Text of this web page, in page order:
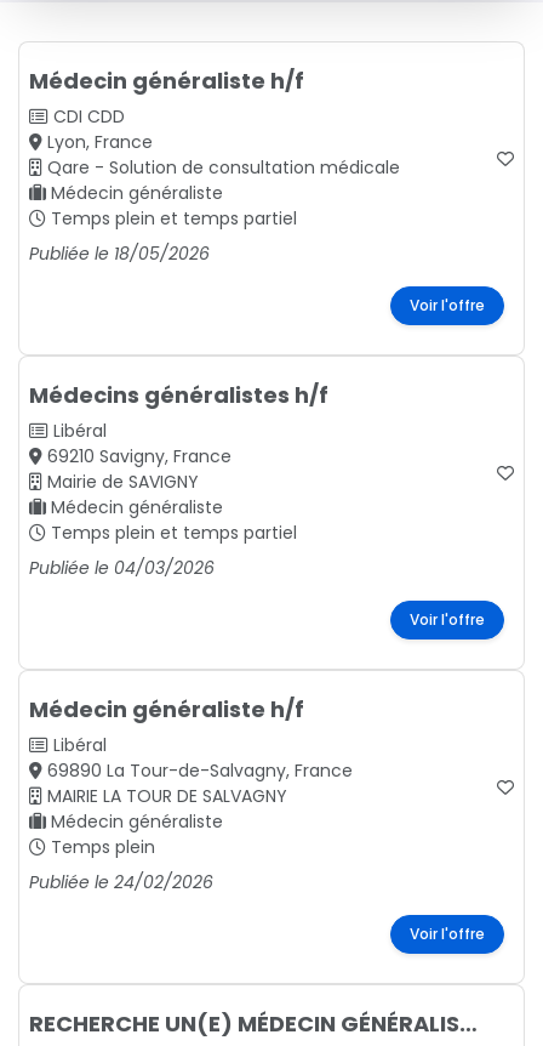
Médecin généraliste h/f
CDI CDD
Lyon, France
Qare - Solution de consultation médicale
Médecin généraliste
Temps plein et temps partiel
Publiée le 18/05/2026
Voir l'offre
Médecins généralistes h/f
Libéral
69210 Savigny, France
Mairie de SAVIGNY
Médecin généraliste
Temps plein et temps partiel
Publiée le 04/03/2026
Voir l'offre
Médecin généraliste h/f
Libéral
69890 La Tour-de-Salvagny, France
MAIRIE LA TOUR DE SALVAGNY
Médecin généraliste
Temps plein
Publiée le 24/02/2026
Voir l'offre
RECHERCHE UN(E) MÉDECIN GÉNÉRALISTE OU GÉRIATRE H/F